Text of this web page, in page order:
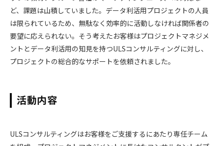
ど、課題は山積していました。データ利活用プロジェクトの人員
は限られているため、無駄なく効率的に活動しなければ関係者の
要望に応えられない。そう考えたお客様はプロジェクトマネジメ
ントとデータ利活用の知見を持つULSコンサルティングに対し、
プロジェクトの総合的なサポートを依頼されました。
活動内容
ULSコンサルティングはお客様をご支援するにあたり専任チーム